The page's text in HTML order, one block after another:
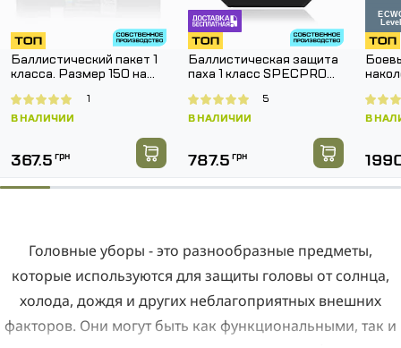
Баллистический пакет 1
класса. Размер 150 на
В НАЛИЧИИ
1
367.5 грн
Баллистическая защита
паха 1 класс SPECPROM.
В НАЛИЧИИ
5
787.5 грн
В
Головные уборы - это разнообразные предметы,
которые используются для защиты головы от солнца,
холода, дождя и других неблагоприятных внешних
факторов. Они могут быть как функциональными, так и